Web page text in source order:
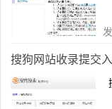
搜狗网站收录提交